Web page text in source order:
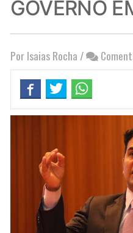
GOVERNO
Por Isaias Rocha /